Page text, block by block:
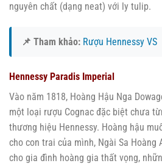
nguyên chất (dạng neat) với ly tulip.
📌 Tham khảo: Rượu Hennessy VS
Hennessy Paradis Imperial
Vào năm 1818, Hoàng Hậu Nga
một loại rượu Cognac đặc biệt chưa
thương hiệu Hennessy. Hoàng hậu
cho con trai của mình, Ngài Sa Hoàng
cho gia đình hoàng gia thất vọng,